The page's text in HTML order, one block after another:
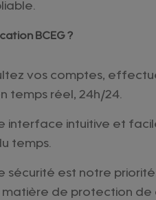
BCEG ?
vos comptes,
temps réel, 24h/24.
interface intuitive et
temps.
sécurité est notre
matière de protection de